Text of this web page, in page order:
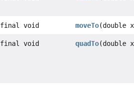
final void moveTo(double
final void quadTo(double